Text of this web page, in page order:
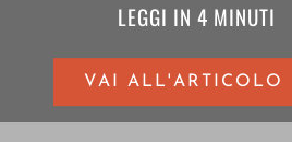
LEGGI IN 4 MINUTI
VAI ALL'ARTICOLO